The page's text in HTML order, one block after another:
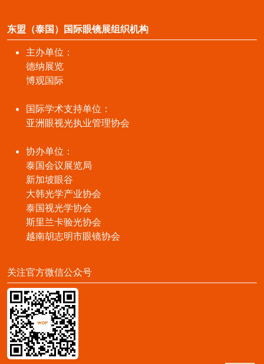
东盟（泰国）国际眼镜展组织机构
主办单位：
德纳展览
博观国际
国际学术支持单位：
亚洲眼视光执业管理协会
协办单位：
泰国会议展览局
新加坡眼谷
大韩光学产业协会
泰国视光学协会
斯里兰卡验光协会
越南胡志明市眼镜协会
关注官方微信公众号